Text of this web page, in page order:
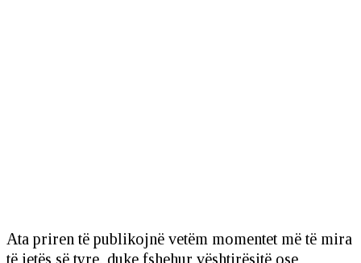
Ata priren të publikojnë vetëm momentet më të mira
të jetës së tyre, duke fshehur vështirësitë ose